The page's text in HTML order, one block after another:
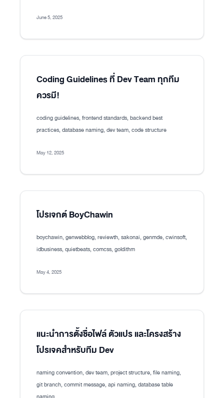
June 5, 2025
Coding Guidelines ที่ Dev Team ทุกทีม
ควรมี!
coding guidelines, frontend standards, backend best
practices, database naming, dev team, code structure
May 12, 2025
โปรเจกต์ BoyChawin
boychawin, genwebblog, reviewth, sakonai, genmde, cwinsoft,
idbusiness, quietbeats, comcss, goldithm
May 4, 2025
แนะนำการตั้งชื่อไฟล์ ตัวแปร และโครงสร้าง
โปรเจคสำหรับทีม Dev
naming convention, dev team, project structure, file naming,
git branch, commit message, api naming, database table